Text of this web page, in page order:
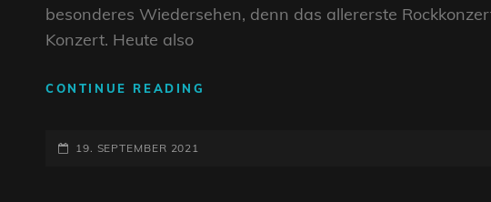
besonderes Wiedersehen, denn das allererste
Konzert. Heute also
CONTINUE READING
POSTED-
19. SEPTEMBER 2021